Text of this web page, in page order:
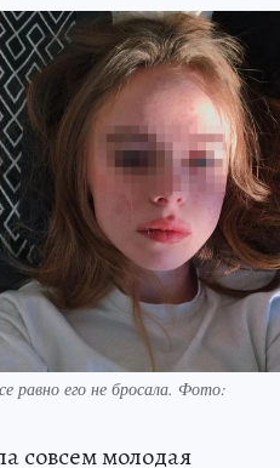
равно его не бросала. Фото:
совсем молодая